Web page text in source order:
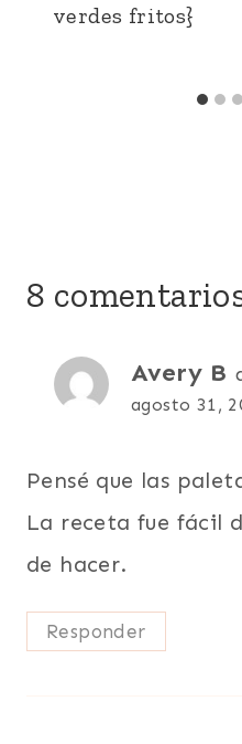
verdes fritos}
8
Avery B
agosto 31,
Pensé que las
La receta fue fácil
de hacer.
Responder